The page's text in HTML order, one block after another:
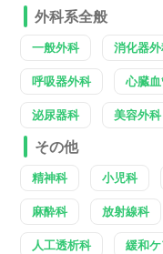
外科系全般
一般外科 消化器
呼吸器外科 心臓
泌尿器科 美容外科
その他
精神科 小児科
麻酔科 放射線科
人工透析科 緩和